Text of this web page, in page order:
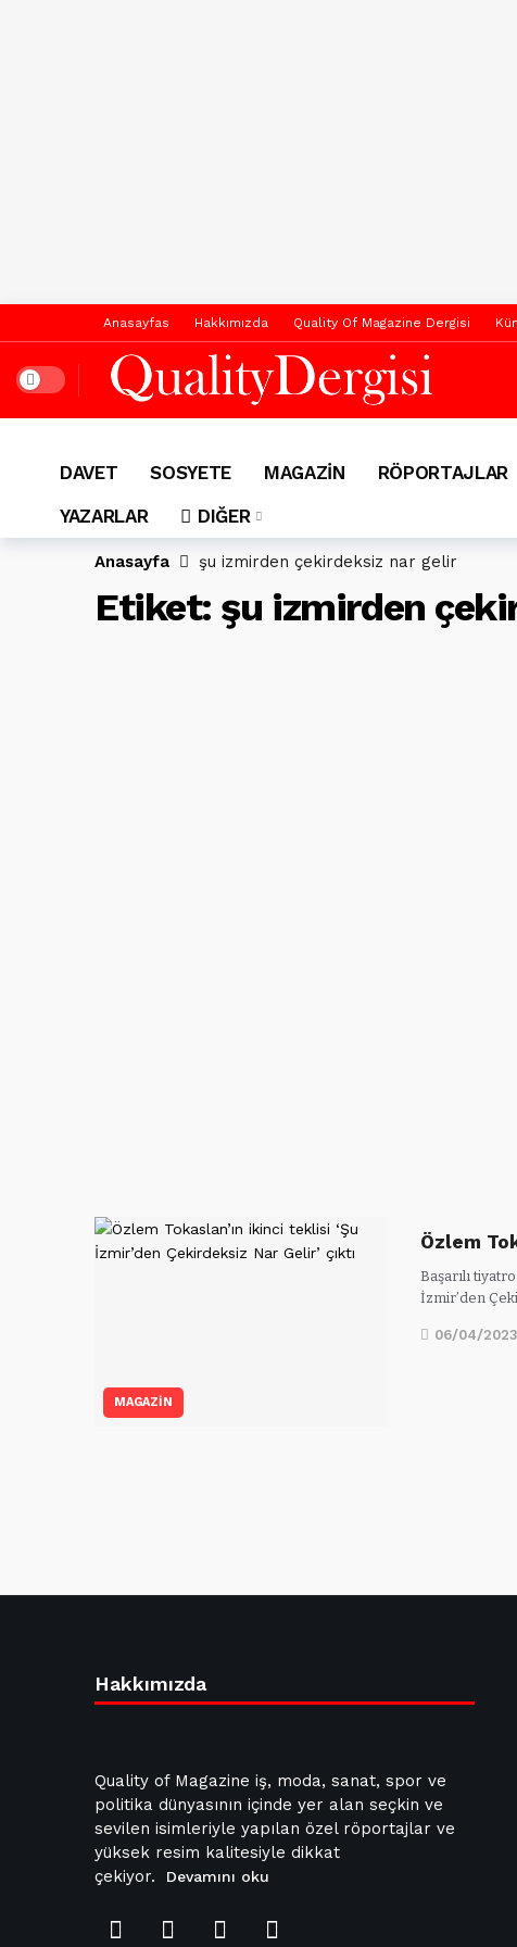
Anasayfas Hakkımızda Quality Of Magazine Dergisi
Dark mode
DAVET SOSYETE MAGAZİN RÖPORTAJLAR
YAZARLAR
DIĞER
Anasayfa şu izmirden çekirdeksiz nar gelir
Etiket: şu izmirden
MAGAZİN
Özlem
Başarılı
İzmir’den
06/04/2023
Hakkımızda
Quality of Magazine iş, moda, sanat, spor ve
politika dünyasının içinde yer alan seçkin ve
sevilen isimleriyle yapılan özel röportajlar ve
yüksek resim kalitesiyle dikkat
çekiyor.
Devamını oku